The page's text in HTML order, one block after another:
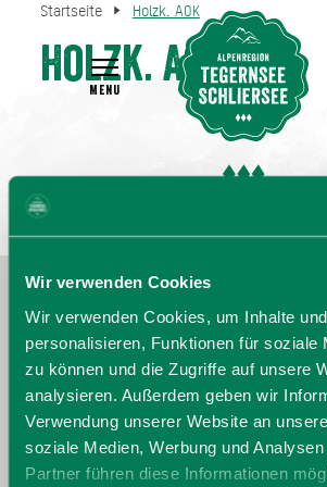
Wir verwenden Cookies
Wir verwenden Cookies, um Inhalte
personalisieren, Funktionen für soziale
zu können und die Zugriffe auf unsere
analysieren. Außerdem geben wir
Verwendung unserer Website an
soziale Medien, Werbung und
Partner führen diese Informationen
Startseite Holzk. AOK
Holzk. AOK
MENU